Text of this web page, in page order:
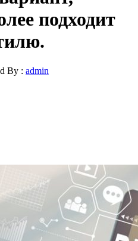
подходит
By : admin